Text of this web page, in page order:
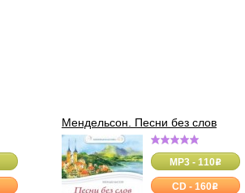
Мендельсон. Песни без слов
MP3 - 110o
CD - 160o